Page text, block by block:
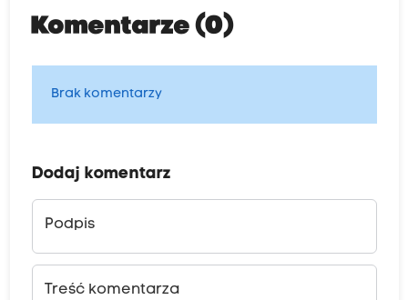
Komentarze (0)
Brak komentarzy
Dodaj komentarz
Podpis
Treść komentarza